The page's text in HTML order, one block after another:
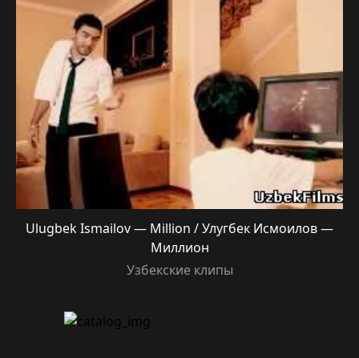
Ulugbek Ismailov — Million / Улугбек Исмоилов —
Миллион
Узбекские клипы